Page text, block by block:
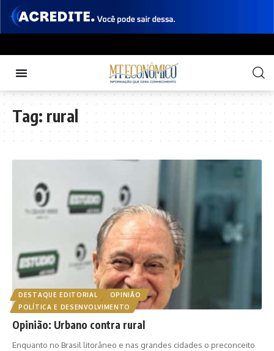
Tag: rural
DESTAQUE EDITORIAL
OPINIÃO
POLÍTICA E DESENVOLVIMENTO
Opinião: Urbano contra rural
Enquanto no Brasil litorâneo e nas grandes cidades o preconceito